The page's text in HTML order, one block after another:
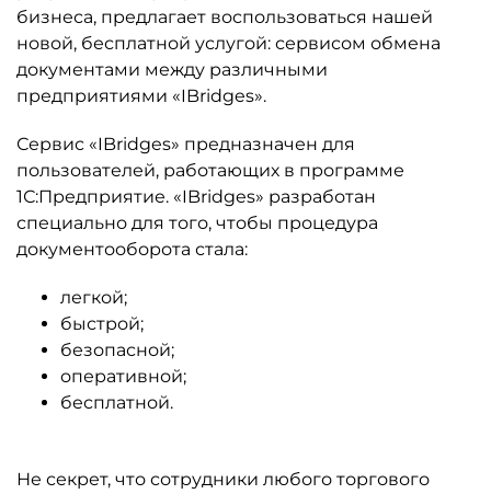
бизнеса, предлагает воспользоваться нашей
новой, бесплатной услугой: сервисом обмена
документами между различными
предприятиями «IBridges».
Сервис «IBridges» предназначен для
пользователей, работающих в программе
1С:Предприятие. «IBridges» разработан
специально для того, чтобы процедура
документооборота стала:
легкой;
быстрой;
безопасной;
оперативной;
бесплатной.
Не секрет, что сотрудники любого торгового